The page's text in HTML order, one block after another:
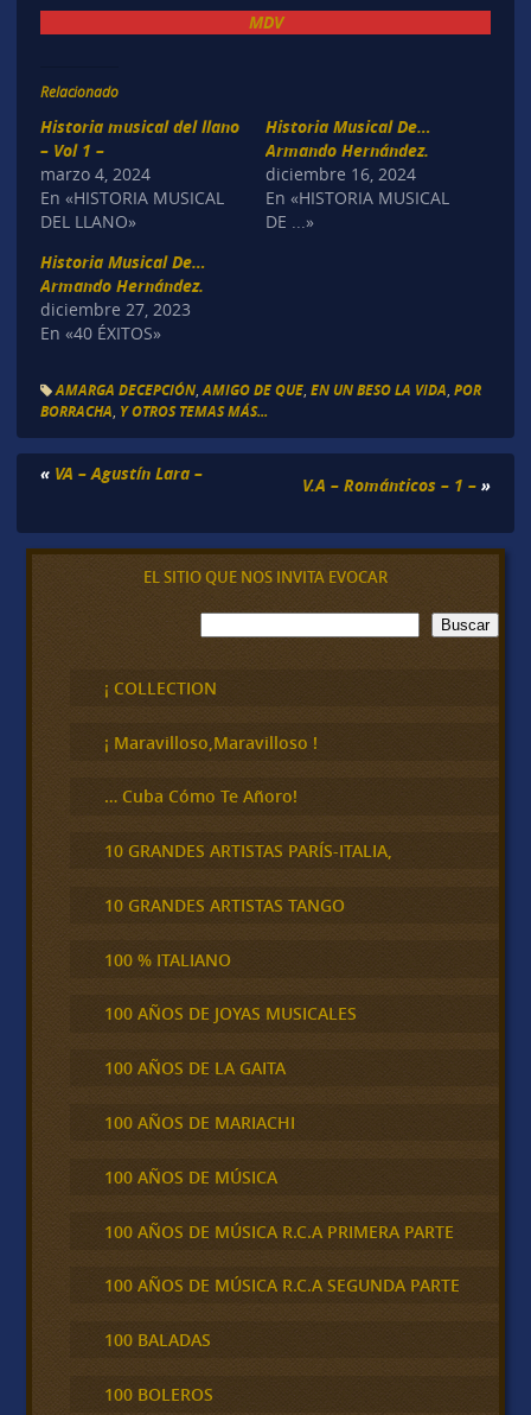
MDV
Relacionado
Historia musical del llano
– Vol 1 –
marzo 4, 2024
En «HISTORIA MUSICAL
DEL LLANO»
Historia Musical De…
Armando Hernández.
diciembre 16, 2024
En «HISTORIA MUSICAL
DE ...»
Historia Musical De…
Armando Hernández.
diciembre 27, 2023
En «40 ÉXITOS»
AMARGA DECEPCIÓN, AMIGO DE QUE, EN UN BESO LA VIDA POR
BORRACHA Y OTROS TEMAS MÁS...
« VA – Agustín Lara –
V.A – Románticos – 1 – »
EL SITIO QUE NOS INVITA EVOCAR
B
u
c
a
Buscar
¡ COLLECTION
¡ Maravilloso,Maravilloso !
… Cuba Cómo Te Añoro!
10 GRANDES ARTISTAS PARÍS-ITALIA,
10 GRANDES ARTISTAS TANGO
100 % ITALIANO
100 AÑOS DE JOYAS MUSICALES
100 AÑOS DE LA GAITA
100 AÑOS DE MARIACHI
100 AÑOS DE MÚSICA
100 AÑOS DE MÚSICA R.C.A PRIMERA PARTE
100 AÑOS DE MÚSICA R.C.A SEGUNDA PARTE
100 BALADAS
100 BOLEROS